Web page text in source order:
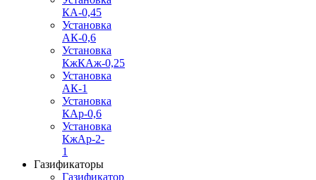
КА-0,45
Установка
АК-0,6
Установка
КжКАж-0,25
Установка
АК-1
Установка
КАр-0,6
Установка
КжАр-2-
1
Газификаторы
Газификатор